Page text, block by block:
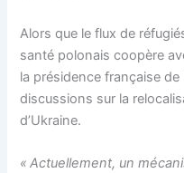
Alors que le flux de
santé polonais coopère
la présidence française de
discussions sur la
d’Ukraine.
«Actuellement, un